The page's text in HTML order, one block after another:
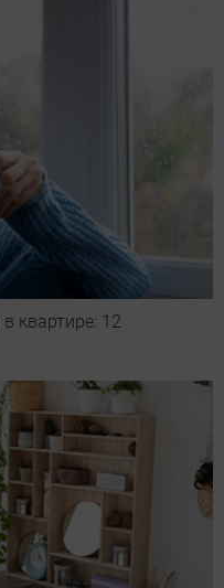
квартире: 12